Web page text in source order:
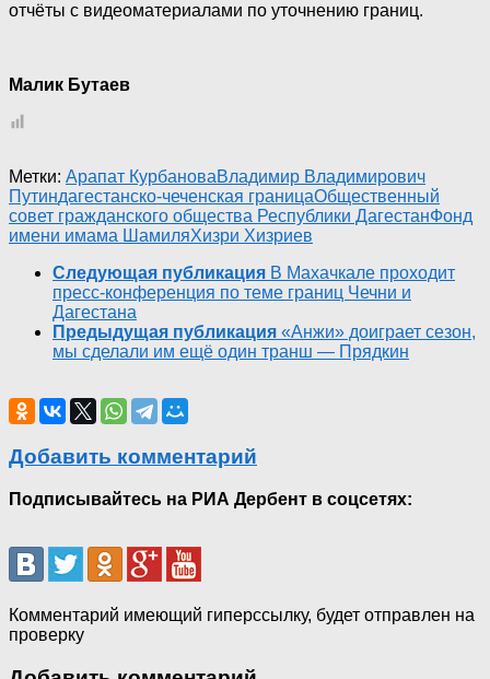
отчёты с видеоматериалами по уточнению границ.
Малик Бутаев
Метки: Арапат КурбановаВладимир Владимирович
Путиндагестанско-чеченская границаОбщественный
совет гражданского общества Республики ДагестанФонд
имени имама ШамиляХизри Хизриев
Следующая публикация В Махачкале проходит
пресс-конференция по теме границ Чечни и
Дагестана
Предыдущая публикация «Анжи» доиграет сезон,
мы сделали им ещё один транш — Прядкин
Добавить комментарий
Подписывайтесь на РИА Дербент в соцсетях:
Комментарий имеющий гиперссылку, будет отправлен на
проверку